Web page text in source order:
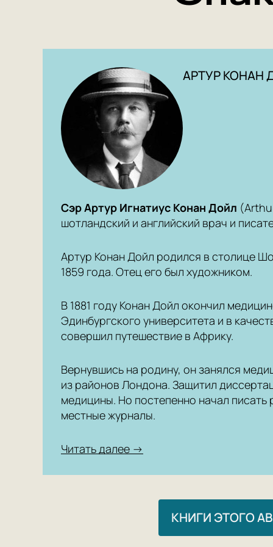
АРТУР КОНАН
Сэр Артур Игнатиус Конан Дойл
шотландский и английский врач и
Артур Конан Дойл родился в столице
1859 года. Отец его был художником.
В 1881 году Конан Дойл окончил
Эдинбургского университета и в
совершил путешествие в Африку.
Вернувшись на родину, он занялся
из районов Лондона. Защитил
медицины. Но постепенно начал писать
местные журналы.
Читать далее →
КНИГИ ЭТОГО